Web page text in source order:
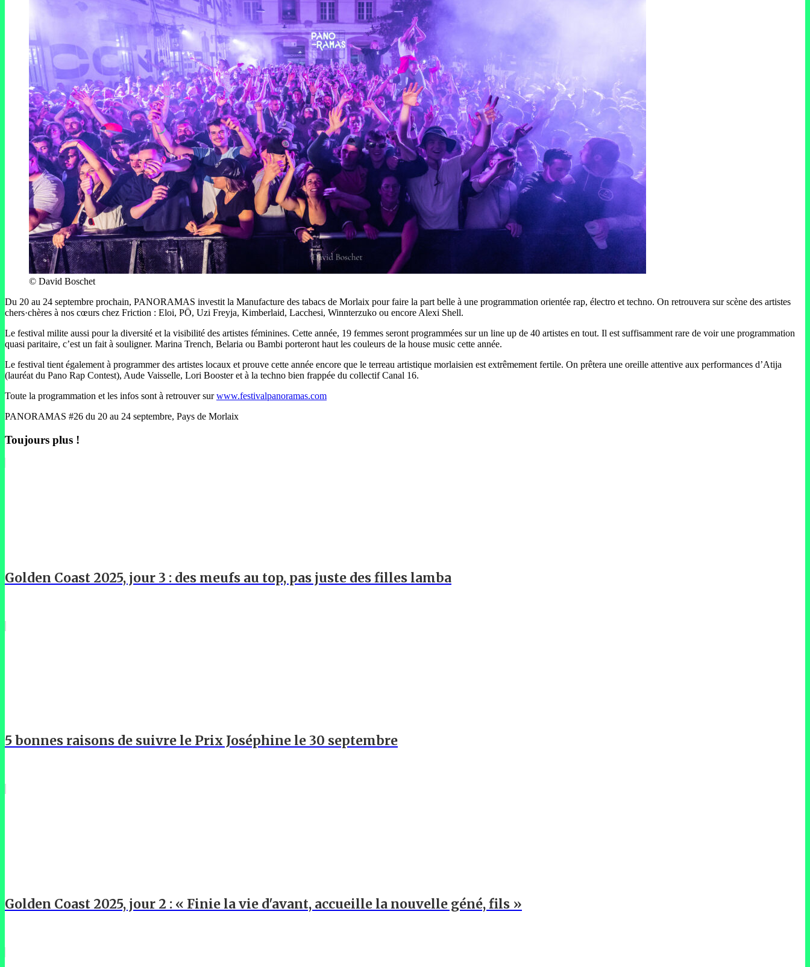
© David Boschet
Du 20 au 24 septembre prochain, PANORAMAS investit la Manufacture des tabacs de Morlaix pour faire la part belle à une programmation orientée rap, électro et techno. On retrouvera sur scène des artistes
chers·chères à nos cœurs chez Friction : Eloi, PÖ, Uzi Freyja, Kimberlaid, Lacchesi, Winnterzuko ou encore Alexi Shell.
Le festival milite aussi pour la diversité et la visibilité des artistes féminines. Cette année, 19 femmes seront programmées sur un line up de 40 artistes en tout. Il est suffisamment rare de voir une programmation
quasi paritaire, c’est un fait à souligner. Marina Trench, Belaria ou Bambi porteront haut les couleurs de la house music cette année.
Le festival tient également à programmer des artistes locaux et prouve cette année encore que le terreau artistique morlaisien est extrêmement fertile. On prêtera une oreille attentive aux performances d’Atija
(lauréat du Pano Rap Contest), Aude Vaisselle, Lori Booster et à la techno bien frappée du collectif Canal 16.
Toute la programmation et les infos sont à retrouver surwww.festivalpanoramas.com
PANORAMAS #26 du 20 au 24 septembre, Pays de Morlaix
Toujours plus !
Golden Coast 2025, jour 3 : des meufs au top, pas juste des filles lamba
5 bonnes raisons de suivre le Prix Joséphine le 30 septembre
Golden Coast 2025, jour 2 : « Finie la vie d'avant, accueille la nouvelle géné, fils »